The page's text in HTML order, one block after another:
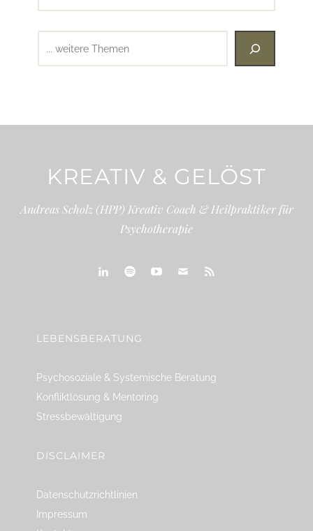
KREATIV & GELÖST
Andreas Scholz (HPP) Kreativ Coach & Heilpraktiker für
Psychotherapie
LEBENSBERATUNG
Psychosoziale & Systemische Beratung
Konfliktlösung & Mentoring
Stressbewältigung
DISCLAIMER
Datenschutzrichtlinien
Impressum